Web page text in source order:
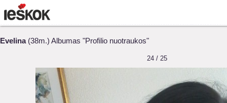
Evelina(38m.) Albumas "Profilio nuotraukos"
24 / 25